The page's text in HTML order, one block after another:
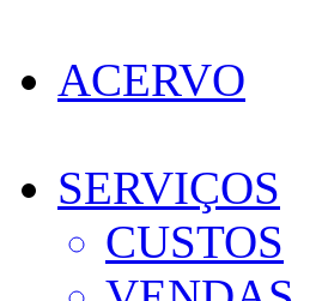
ACERVO
SERVIÇOS
CUSTOS